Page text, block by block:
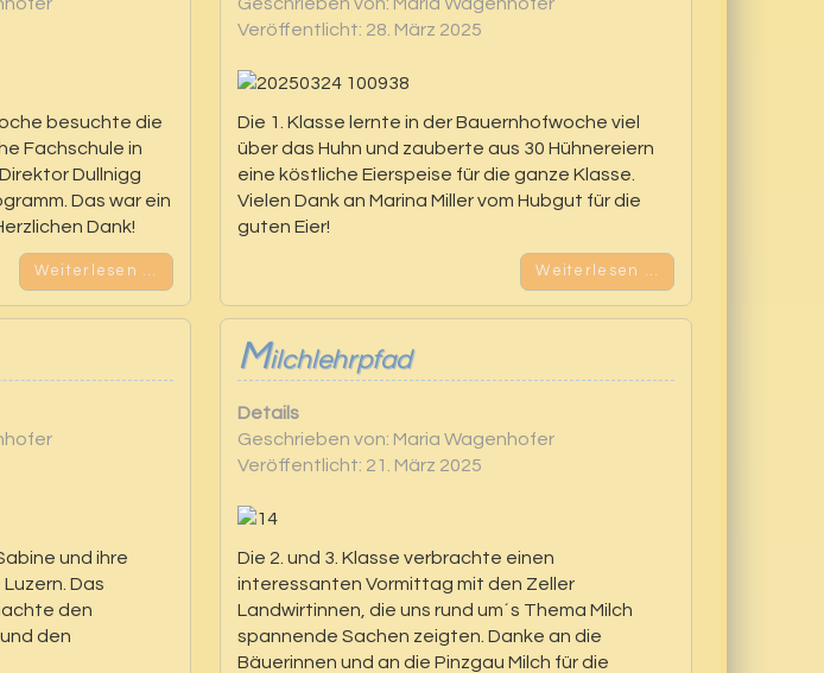
besuchte die
Fachschule in
Dullnigg
Das war ein
Dank!
Weiterlesen …
Veröffentlicht: 28. März 2025
Die 1. Klasse lernte in der Bauernhofwoche viel
über das Huhn und zauberte aus 30 Hühnereiern
eine köstliche Eierspeise für die ganze Klasse.
Vielen Dank an Marina Miller vom Hubgut für die
guten Eier!
Weiterlesen …
und ihre
Das
den
den
Milchlehrpfad
Details
Geschrieben von: Maria Wagenhofer
Veröffentlicht: 21. März 2025
Die 2. und 3. Klasse verbrachte einen
interessanten Vormittag mit den Zeller
Landwirtinnen, die uns rund um´s Thema Milch
spannende Sachen zeigten. Danke an die
Bäuerinnen und an die Pinzgau Milch für die